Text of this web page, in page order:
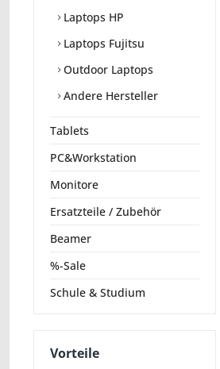
Laptops HP
Laptops Fujitsu
Outdoor Laptops
Andere Hersteller
Tablets
PC&Workstation
Monitore
Ersatzteile / Zubehör
Beamer
%-Sale
Schule & Studium
Vorteile